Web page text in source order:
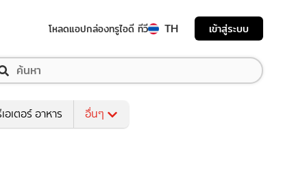
โหลดแอปกล่องทรูไอดี ทีวี TH เข้าสู่ระบบ
อเตอร์ อาหาร อื่นๆ